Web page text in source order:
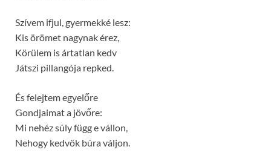
Szívem ifjul, gyermekké lesz:
Kis örömet nagynak érez,
Körülem is ártatlan kedv
Játszi pillangója repked.
És felejtem egyelőre
Gondjaimat a jövőre:
Mi nehéz súly függ e vállon,
Nehogy kedvök búra váljon.